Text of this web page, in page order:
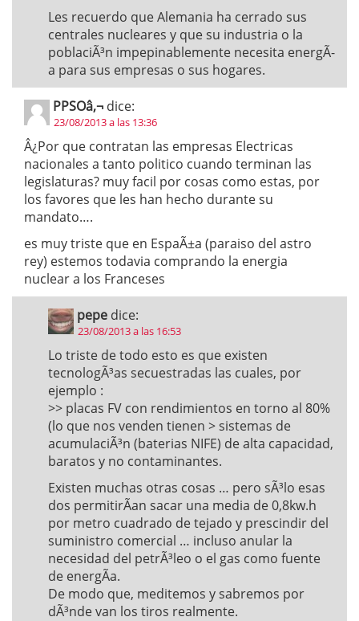
Les recuerdo que Alemania ha cerrado sus
centrales nucleares y que su industria o la
poblaciÃ³n impepinablemente necesita energÃ­
a para sus empresas o sus hogares.
PPSOâ‚¬ dice:
23/08/2013 a las 13:36
Â¿Por que contratan las empresas Electricas
nacionales a tanto politico cuando terminan las
legislaturas? muy facil por cosas como estas, por
los favores que les han hecho durante su
mandato….
es muy triste que en EspaÃ±a (paraiso del astro
rey) estemos todavia comprando la energia
nuclear a los Franceses
pepe dice:
23/08/2013 a las 16:53
Lo triste de todo esto es que existen
tecnologÃ³as secuestradas las cuales, por
ejemplo :
>> placas FV con rendimientos en torno al 80%
(lo que nos venden tienen > sistemas de
acumulaciÃ³n (baterias NIFE) de alta capacidad,
baratos y no contaminantes.
Existen muchas otras cosas … pero sÃ³lo esas
dos permitirÃ­an sacar una media de 0,8kw.h
por metro cuadrado de tejado y prescindir del
suministro comercial … incluso anular la
necesidad del petrÃ³leo o el gas como fuente
de energÃ­a.
De modo que, meditemos y sabremos por
dÃ³nde van los tiros realmente.